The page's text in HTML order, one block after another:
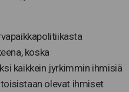
koska
kaikkein jyrkimmin ihmisiä
toisistaan olevat ihmiset